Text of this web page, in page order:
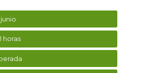
junio
horas